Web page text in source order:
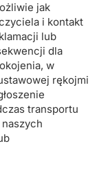
jak
i kontakt
lub
dla
w
rękojmi
transportu